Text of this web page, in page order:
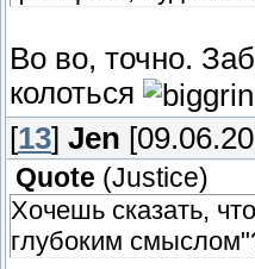
Во во, точно.
колоться
[13] Jen
Quote (Justice)
Хочешь сказать,
глубоким